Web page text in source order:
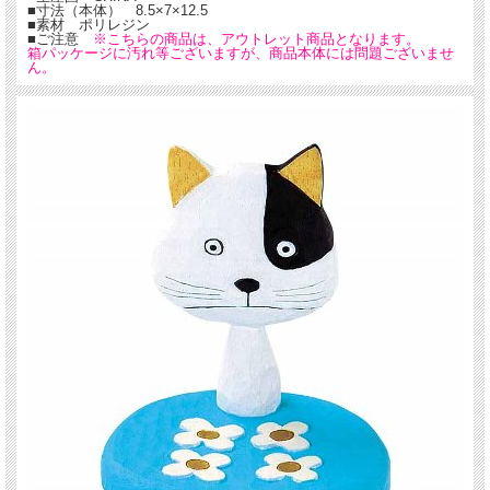
■寸法（本体） 8.5×7×12.5
■素材 ポリレジン
■ご注意
※こちらの商品は、アウトレット商品となります。
箱パッケージに汚れ等ございますが、商品本体には問題ございませ
ん。